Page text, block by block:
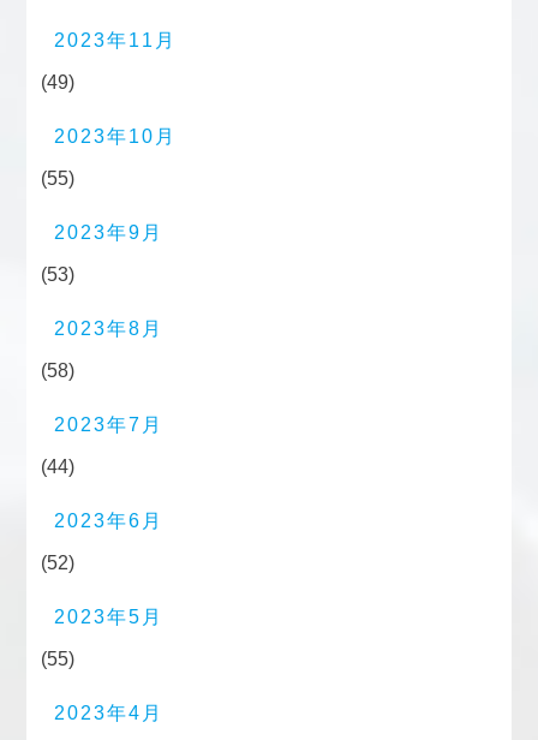
2023年11月
(49)
2023年10月
(55)
2023年9月
(53)
2023年8月
(58)
2023年7月
(44)
2023年6月
(52)
2023年5月
(55)
2023年4月